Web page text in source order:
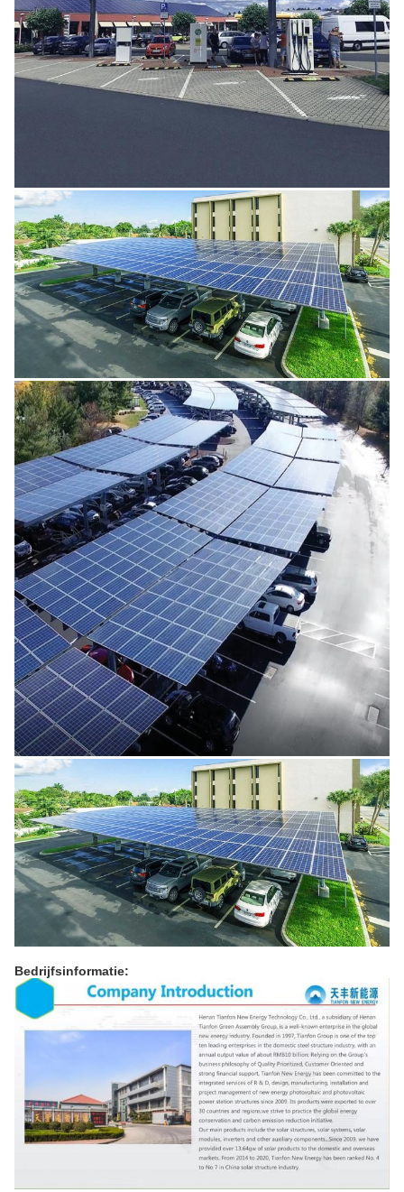
Bedrijfsinformatie: